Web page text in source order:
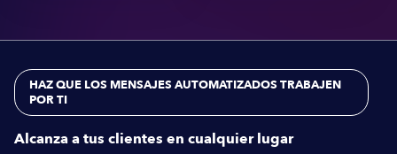
HAZ QUE LOS MENSAJES AUTOMATIZADOS TRABAJEN
POR TI
Alcanza a tus clientes en cualquier lugar